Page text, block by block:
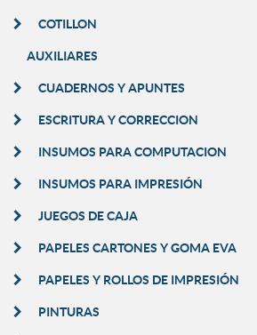
COTILLON
AUXILIARES
CUADERNOS Y APUNTES
ESCRITURA Y CORRECCION
INSUMOS PARA COMPUTACION
INSUMOS PARA IMPRESIÓN
JUEGOS DE CAJA
PAPELES CARTONES Y GOMA EVA
PAPELES Y ROLLOS DE IMPRESIÓN
PINTURAS